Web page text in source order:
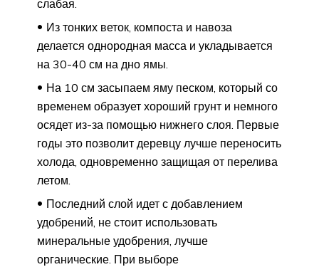
слабая.
Из тонких веток, компоста и навоза
делается однородная масса и укладывается
на 30-40 см на дно ямы.
На 10 см засыпаем яму песком, который со
временем образует хороший грунт и немного
осядет из-за помощью нижнего слоя. Первые
годы это позволит деревцу лучше переносить
холода, одновременно защищая от перелива
летом.
Последний слой идет с добавлением
удобрений, не стоит использовать
минеральные удобрения, лучше
органические. При выборе